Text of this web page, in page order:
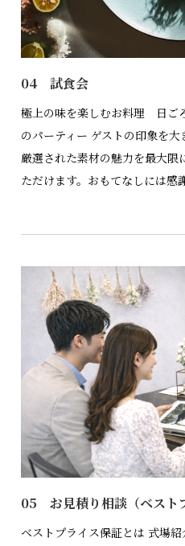
04 試食会
極上の味を楽しむお料理 日ご
のパーティー ゲストの印象を大
厳選された素材の魅力を最大限
ただけます。おもてなしには感
05 お見積り相談（ベスト
ベストプライス保証とは 式場